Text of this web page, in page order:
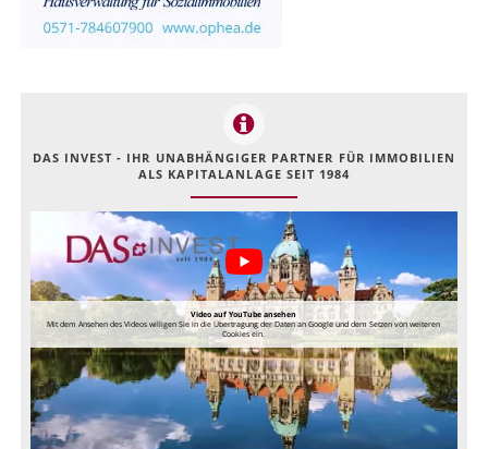
DAS INVEST - IHR UNABHÄNGIGER PARTNER FÜR IMMOBILIEN
ALS KAPITALANLAGE SEIT 1984
Video auf YouTube ansehen
Mit dem Ansehen des Videos willigen Sie in die Übertragung der Daten an Google und dem Setzen von weiteren
Cookies ein.